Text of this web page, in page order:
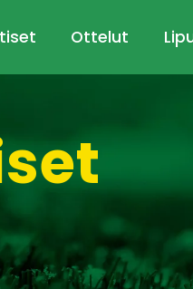
Ottelut